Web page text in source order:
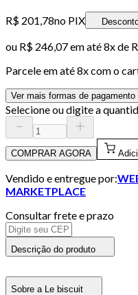
R$ 201,78no PIX
ou R$ 246,07em até8x de
Parcele em até8x com o
Ver mais formas de pagamento
Selecione ou digite a
COMPRAR AGORA
Vendido e entregue por:
MARKETPLACE
Consultar frete e prazo
Descrição do produto
Sobre a Le biscuit